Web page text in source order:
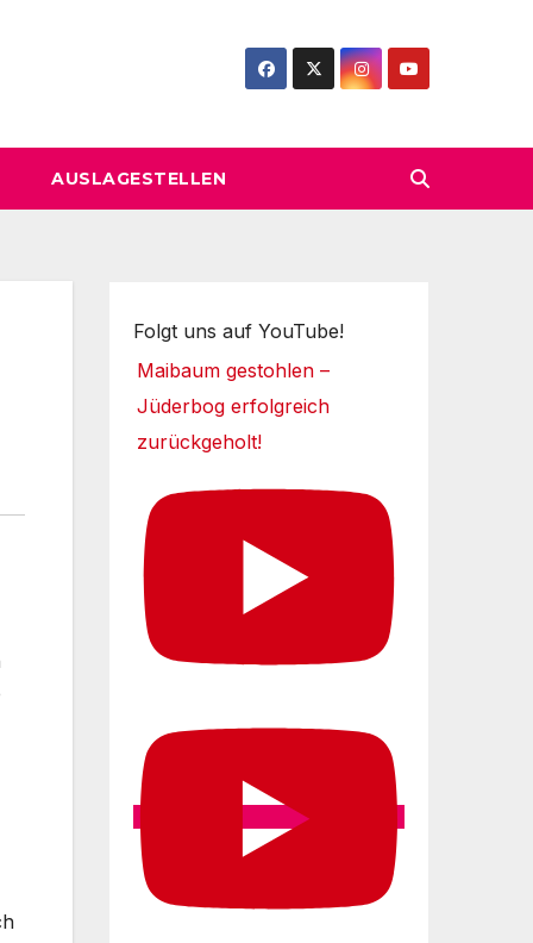
AUSLAGESTELLEN
Folgt uns auf YouTube!
Maibaum gestohlen –
Jüderbog erfolgreich
zurückgeholt!